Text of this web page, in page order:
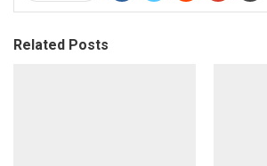
Related Posts